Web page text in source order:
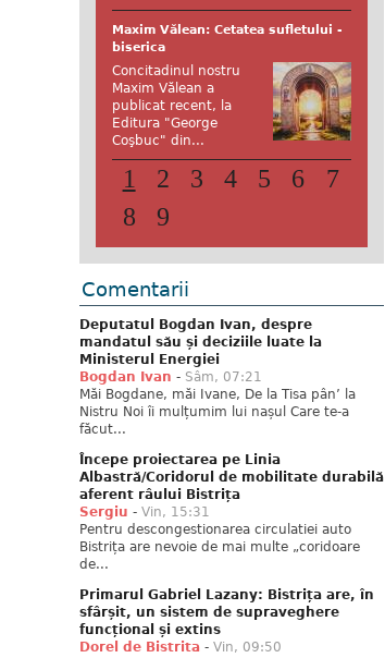
Maxim Vălean: Cetatea sufletului -
biserica
Concitadinul nostru
Maxim Vălean a
publicat recent, la
Editura "George
Coşbuc" din...
1 2 3 4 5 6
7
8
9
Comentarii
Deputatul Bogdan Ivan, despre
mandatul său și deciziile luate la
Ministerul Energiei
Bogdan Ivan - Sâm, 07:21
Măi Bogdane, măi Ivane, De la Tisa pân’ la
Nistru Noi îi mulțumim lui nașul Care te-a
făcut...
Începe proiectarea pe Linia
Albastră/Coridorul de mobilitate durabilă
aferent râului Bistrița
Sergiu - Vin, 15:31
Pentru descongestionarea circulatiei auto
Bistrița are nevoie de mai multe „coridoare
de...
Primarul Gabriel Lazany: Bistrița are, în
sfârșit, un sistem de supraveghere
funcțional și extins
Dorel de Bistrita - Vin, 09:50